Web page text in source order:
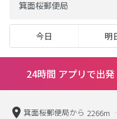
今日 明
24時間 アプリで出
箕面桜郵便局から 2266m